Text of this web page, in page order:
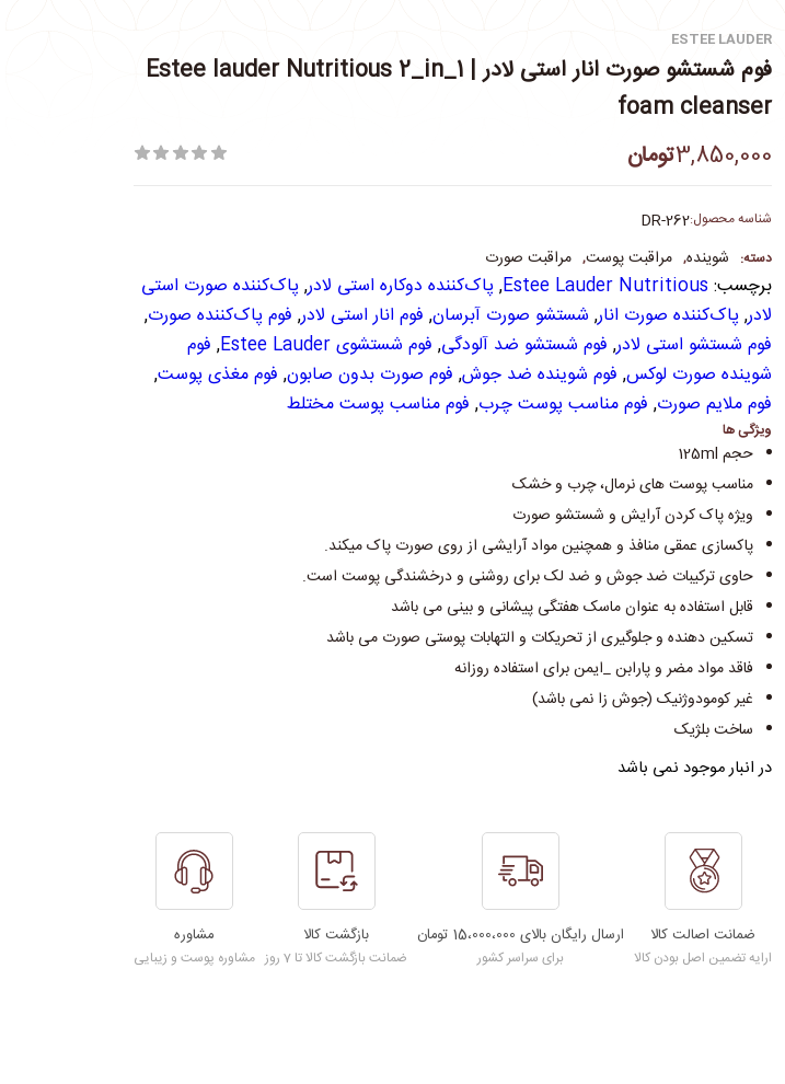
ESTEE LAUDER
فوم شستشو صورت انار استی لادر | Estee lauder Nutritious 2_in_1
foam cleanser
تومان3,850,000
شناسه محصول:DR-262
دسته: شوینده, مراقبت پوست, مراقبت صورت
برچسب: Estee Lauder Nutritious
,پاک‌کننده دوکاره استی لادر,پاک‌کننده صورت استی
لادر,پاک‌کننده صورت انار, شستشو صورت آبرسان, فوم انار استی لادر, فوم پاک‌کننده صورت,
فوم شستشو استی لادر, فوم شستشو ضد آلودگی, فوم شستشوی Estee Lauder , فوم
شوینده صورت لوکس, فوم شوینده ضد جوش, فوم صورت بدون صابون, فوم مغذی پوست,
فوم ملایم صورت, فوم مناسب پوست چرب, فوم مناسب پوست مختلط
ویژگی ها
حجم‌ 125ml
مناسب پوست های نرمال، چرب و خشک
ویژه پاک کردن آرایش و شستشو صورت
پاکسازی عمقی منافذ و همچنین مواد آرایشی از روی صورت پاک میکند.
حاوی ترکیبات ضد جوش و ضد لک برای روشنی و درخشندگی پوست است.
قابل استفاده به عنوان ماسک هفتگی پیشانی و بینی می باشد
تسکین دهنده و جلوگیری از تحریکات و التهابات پوستی صورت می باشد
فاقد مواد مضر و پارابن _ایمن برای استفاده روزانه
غیر کومودوژنیک (جوش زا نمی باشد)
ساخت بلژیک
در انبار موجود نمی باشد
ضمانت اصالت کالا
ارایه تضمین اصل بودن کالا
ارسال رایگان بالای 15،000،000 تومان
برای سراسر کشور
بازگشت کالا
ضمانت بازگشت کالا تا 7 روز
مشاوره
مشاوره پوست و زیبایی